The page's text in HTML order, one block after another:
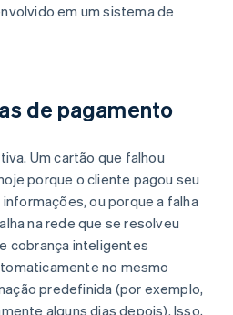
em um sistema de
de pagamento
Um cartão que falhou
porque o cliente pagou seu
ou porque a falha
na rede que se resolveu
cobrança inteligentes
no mesmo
predefinida (por exemplo,
alguns dias depois). Isso,